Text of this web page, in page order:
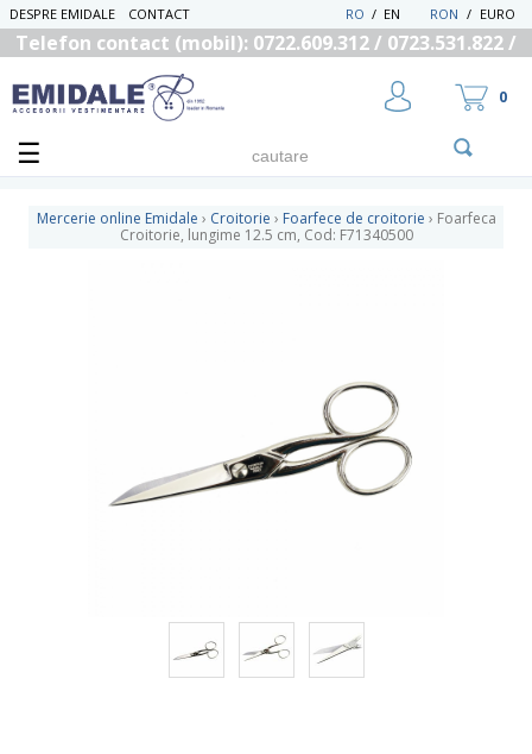
DESPRE EMIDALE CONTACT RON / EURO
EN
/
RO
Telefon contact (mobil): 0722.609.312 / 0723.531.822 /
0
Mercerie online Emidale › Croitorie › Foarfece de croitorie › Foarfeca
Croitorie, lungime 12.5 cm, Cod: F71340500